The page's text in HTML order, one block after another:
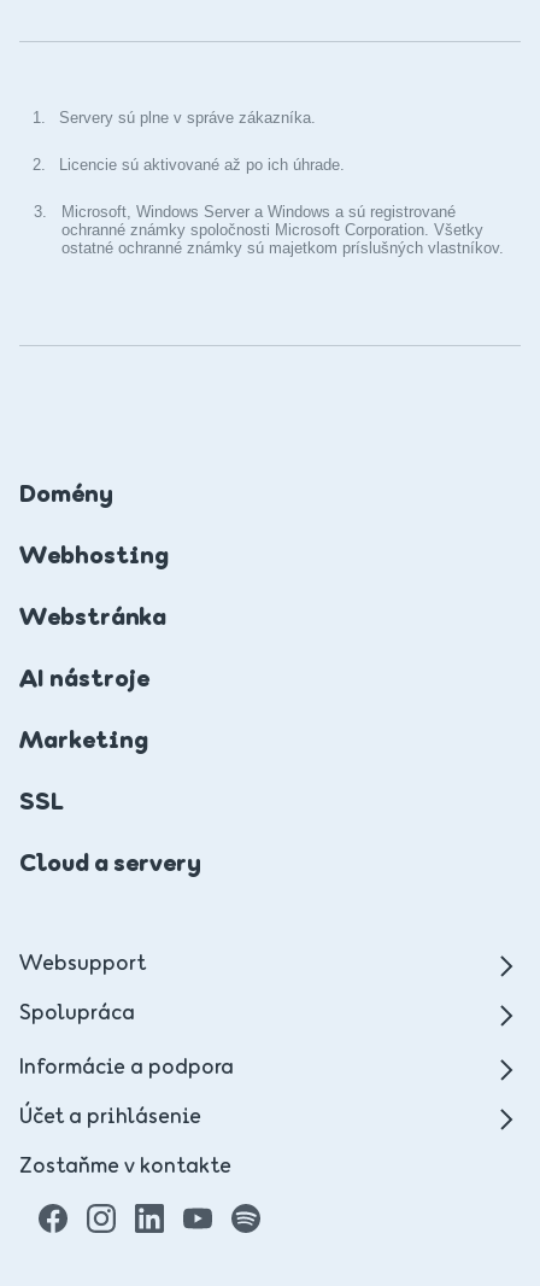
1. Servery sú plne v správe zákazníka.
2. Licencie sú aktivované až po ich úhrade.
3.
Microsoft, Windows Server a Windows a sú registrované
ochranné známky spoločnosti Microsoft Corporation. Všetky
ostatné ochranné známky sú majetkom príslušných vlastníkov.
Domény
Webhosting
Webstránka
AI nástroje
Marketing
SSL
Cloud a servery
Websupport
Spolupráca
Informácie a podpora
Účet a prihlásenie
Zostaňme v kontakte